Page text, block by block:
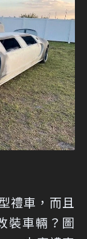
禮車，而且
裝車輛？圖